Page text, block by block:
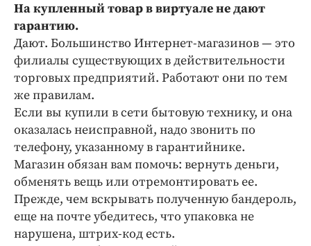
На купленный товар в виртуале не дают
гарантию.
Дают. Большинство Интернет-магазинов — это
филиалы существующих в действительности
торговых предприятий. Работают они по тем
же правилам.
Если вы купили в сети бытовую технику, и она
оказалась неисправной, надо звонить по
телефону, указанному в гарантийнике.
Магазин обязан вам помочь: вернуть деньги,
обменять вещь или отремонтировать ее.
Прежде, чем вскрывать полученную бандероль,
еще на почте убедитесь, что упаковка не
нарушена, штрих-код есть.